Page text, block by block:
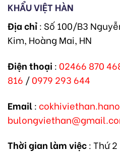
KHẨU VIỆT HÀN
Địa chỉ: Số 100/B3
Kim, Hoàng Mai, HN
Điện thoại : 02466 870
816 /0979 293 644
Email:
Thời gian làm việc: Thứ